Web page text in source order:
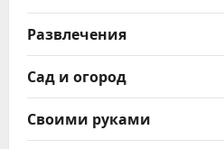
Развлечения
Сад и огород
Своими руками